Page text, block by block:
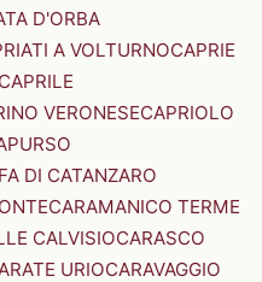
D'ORBA
A VOLTURNOCAPRIE
CAPRILE
VERONESECAPRIOLO
DI CATANZARO
CARAMANICO TERME
CALVISIOCARASCO
URIOCARAVAGGIO